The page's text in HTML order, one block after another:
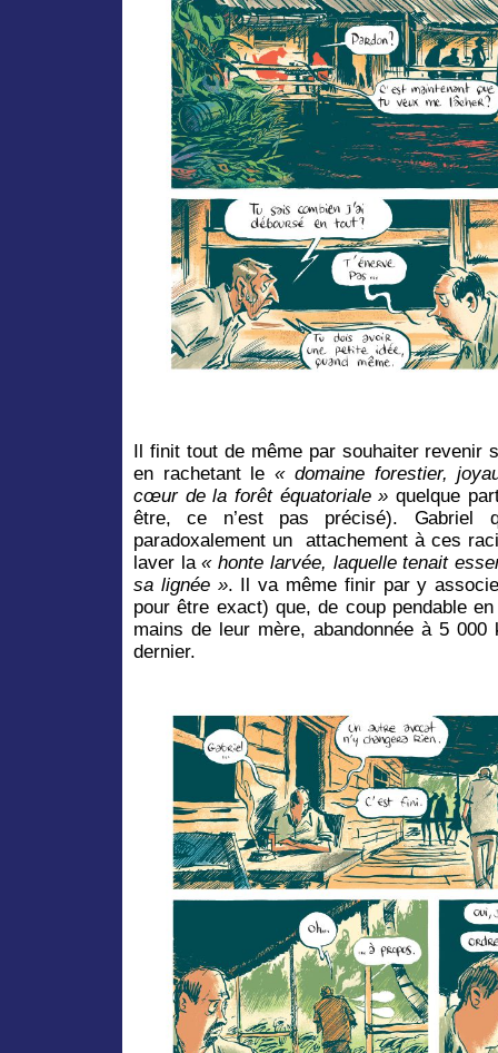
Il finit tout de même par souhaiter revenir
en rachetant le« domaine forestier,
cœur de la forêt équatoriale »quelque
être, ce n’est pas précisé). Gabriel
paradoxalement un attachement à ces
laver la« honte larvée, laquelle tenait
sa lignée ». Il va même finir par y
pour être exact) que, de coup pendable
mains de leur mère, abandonnée à 5
dernier.